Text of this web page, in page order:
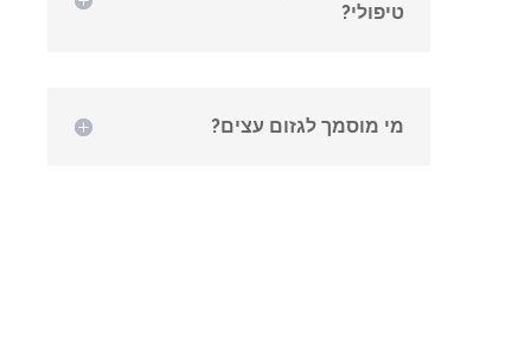
טיפולי?
מי מוסמך לגזום עצים?